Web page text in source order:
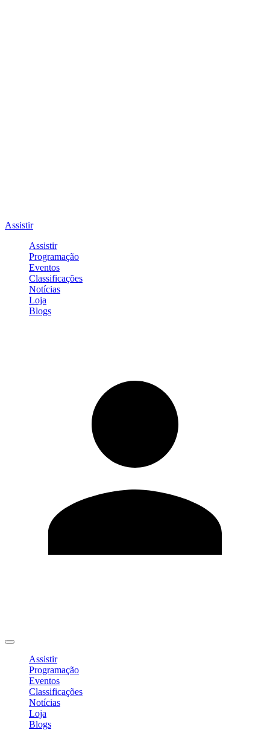
Assistir
Assistir
Programação
Eventos
Classificações
Notícias
Loja
Blogs
Assistir
Programação
Eventos
Classificações
Notícias
Loja
Blogs